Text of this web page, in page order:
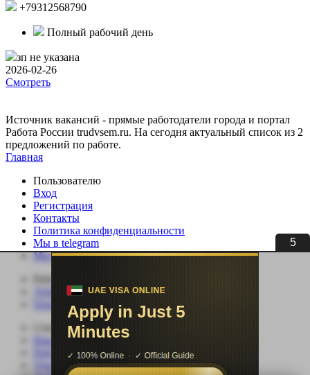
+79312568790
Полный рабочий день
зп не указана
2026-02-26
Смотреть
Источник вакансий - прямые работодатели города и портал
Работа России trudvsem.ru. На сегодня актуальный список из 2
предложений по работе.
5
Главная
Пользователю
Вход
Регистрация
Контакты
Политика конфиденциальности
Мы в telegram
Мы в ВК
Добавить вакансию
Поиск сотрудников
Соискателю
Вакансии
Работа по специальности
Удаленная работа